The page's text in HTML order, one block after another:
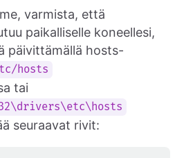
varmista, että
paikalliselle koneellesi,
päivittämällä hosts-
hosts
tai
seuraavat rivit: